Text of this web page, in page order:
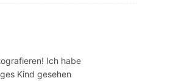
Ich habe
Kind gesehen